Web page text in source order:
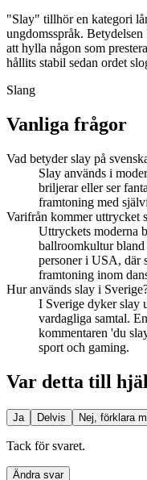
"Slay" tillhör en kategori
ungdomsspråk.
att hylla någon som
hållits stabil sedan ordet
Slang
Vanliga frågor
Vad betyder slay på
Slay används i
briljerar eller ser
framtoning med
Varifrån kommer uttrycket
Uttryckets moderna
ballroomkultur
personer i USA, där
framtoning inom
Hur används slay i
I Sverige dyker slay
vardagliga samtal.
kommentaren 'du
sport och gaming.
Var detta till
Ja Delvis Nej, förklara
Tack för svaret.
Ändra svar